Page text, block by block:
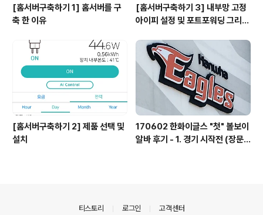
[홈서버구축하기 1] 홈서버를 구
축 한 이유
[홈서버구축하기 3] 내부망 고정
아이피 설정 및 포트포워딩 그리고
[홈서버구축하기 2] 제품 선택 및
설치
170602 한화이글스 "첫" 볼보이
알바 후기 - 1. 경기 시작전 (장문
티스토리 로그인 고객센터